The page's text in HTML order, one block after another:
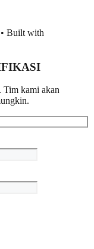
Built with
Tim kami akan